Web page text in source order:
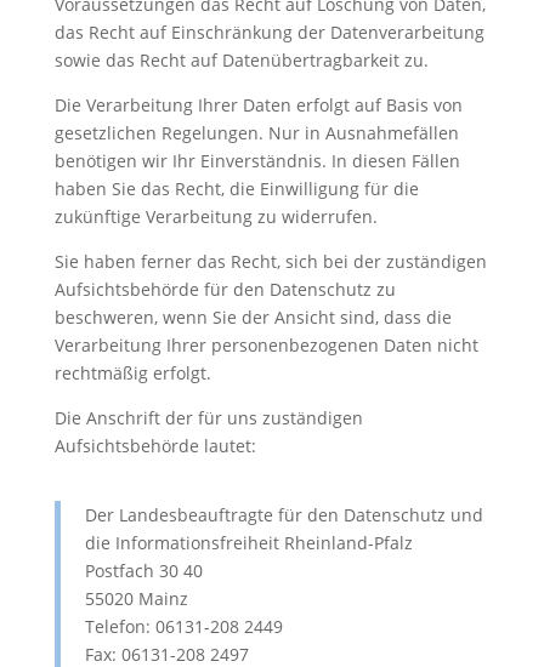
das Recht auf Einschränkung der Datenverarbeitung
sowie das Recht auf Datenübertragbarkeit zu.
Die Verarbeitung Ihrer Daten erfolgt auf Basis von
gesetzlichen Regelungen. Nur in Ausnahmefällen
benötigen wir Ihr Einverständnis. In diesen Fällen
haben Sie das Recht, die Einwilligung für die
zukünftige Verarbeitung zu widerrufen.
Sie haben ferner das Recht, sich bei der zuständigen
Aufsichtsbehörde für den Datenschutz zu
beschweren, wenn Sie der Ansicht sind, dass die
Verarbeitung Ihrer personenbezogenen Daten nicht
rechtmäßig erfolgt.
Die Anschrift der für uns zuständigen
Aufsichtsbehörde lautet:
Der Landesbeauftragte für den Datenschutz und
die Informationsfreiheit Rheinland-Pfalz
Postfach 30 40
55020 Mainz
Telefon: 06131-208 2449
Fax: 06131-208 2497